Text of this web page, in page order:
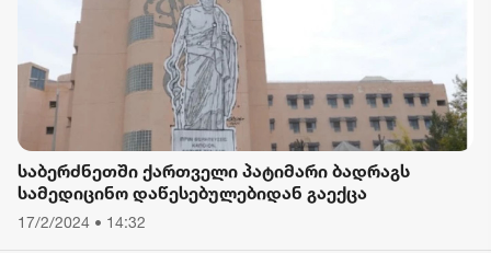
საბერძნეთში ქართველი პატიმარი ბადრაგს
სამედიცინო დაწესებულებიდან გაექცა
17/2/2024 • 14:32